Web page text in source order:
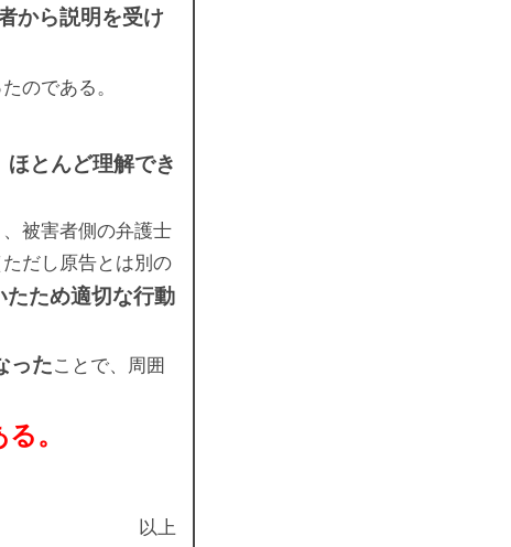
から説明を受け
のである。
ほとんど理解でき
被害者側の弁護士
だし原告とは別の
たため適切な行動
ったことで、周囲
。
以上